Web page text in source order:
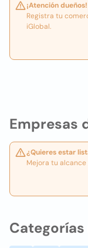
Empresas
¿Quieres estar
Mejora tu
¡Atención dueños!
Registra tu
iGlobal.